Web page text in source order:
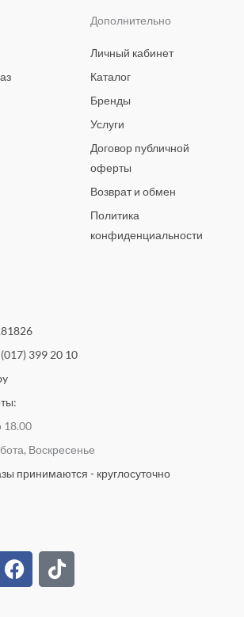
Дополнительно
Личный кабинет
Каталог
Бренды
Услуги
Договор публичной
оферты
Возврат и обмен
Политика
конфиденциальности
399 20 10
18.00
Воскресенье
принимаются - круглосуточно
F
a
T
i